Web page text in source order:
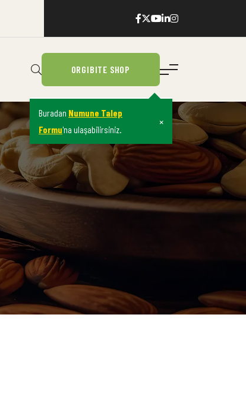
ORGIBITE SHOP
Buradan Numune Talep
Formu'na ulaşabilirsiniz.
×